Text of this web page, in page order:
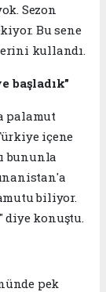
Sezon
Bu sene
kullandı.
başladık"
palamut
içene
bununla
biliyor.
diye konuştu.
pek